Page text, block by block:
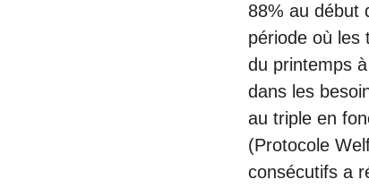
88% au début
période où les
du printemps
dans les
au triple en
(Protocole
consécutifs a